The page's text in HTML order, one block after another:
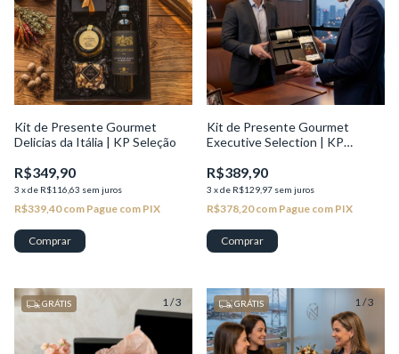
Kit de Presente Gourmet
Delicias da Itália | KP Seleção
R$349,90
3 xde R$116,63 sem juros
R$339,40com Pague com PIX
Kit de Presente Gourmet
Executive Selection | KP
R$389,90
3 xde R$129,97 sem juros
R$378,20com Pague com PIX
1/3
GRÁTIS 1/3
GRÁTIS